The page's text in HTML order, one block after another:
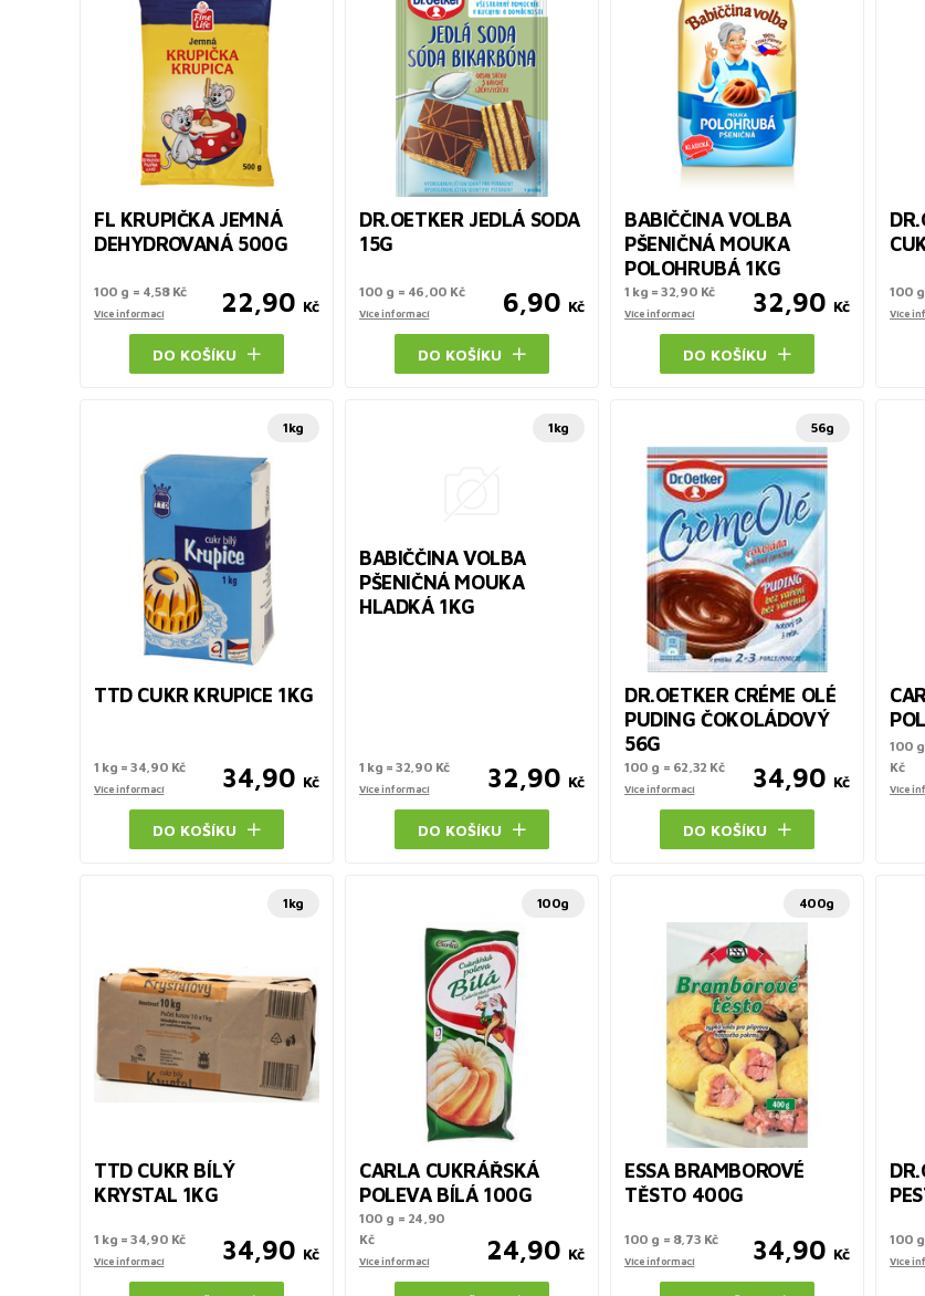
FL KRUPIČKA JEMNÁ
DEHYDROVANÁ 500G
100 g = 4,58 Kč
Více informací 22,90 Kč
DO KOŠÍKU
DR.OETKER JEDLÁ SODA
15G
100 g = 46,00 Kč
Více informací 6,90 Kč
DO KOŠÍKU
BABIČČINA VOLBA
PŠENIČNÁ MOUKA
POLOHRUBÁ 1KG
1 kg = 32,90 Kč
Více informací 32,90 Kč
DO KOŠÍKU
100
Více
1kg
TTD CUKR KRUPICE 1KG
1 kg = 34,90 Kč
Více informací 34,90 Kč
DO KOŠÍKU
1kg
BABIČČINA VOLBA
PŠENIČNÁ MOUKA
HLADKÁ 1KG
1 kg = 32,90 Kč
Více informací 32,90 Kč
DO KOŠÍKU
56g
DR.OETKER CRÉME OLÉ
PUDING ČOKOLÁDOVÝ
56G
100 g = 62,32 Kč
Více informací 34,90 Kč
DO KOŠÍKU
100
Kč
Více
1kg
TTD CUKR BÍLÝ
KRYSTAL 1KG
1 kg = 34,90 Kč
Více informací 34,90 Kč
100g
CARLA CUKRÁŘSKÁ
POLEVA BÍLÁ 100G
100 g = 24,90
Kč
Více informací 24,90 Kč
400g
ESSA BRAMBOROVÉ
TĚSTO 400G
100 g = 8,73 Kč
Více informací 34,90 Kč
100
Více